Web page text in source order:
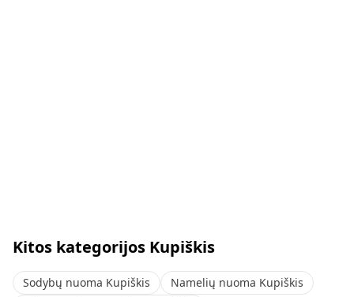
Kitos kategorijos Kupiškis
Sodybų nuoma Kupiškis
Namelių nuoma Kupiškis